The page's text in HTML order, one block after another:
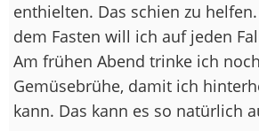
enthielten. Das schien zu
dem Fasten will ich auf jeden
Am frühen Abend trinke ich
Gemüsebrühe, damit ich
kann. Das kann es so natürlich